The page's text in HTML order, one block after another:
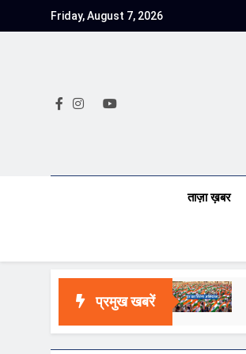
Friday, August 7, 2026
ताज़ा ख़बर
प्रमुख खबरें